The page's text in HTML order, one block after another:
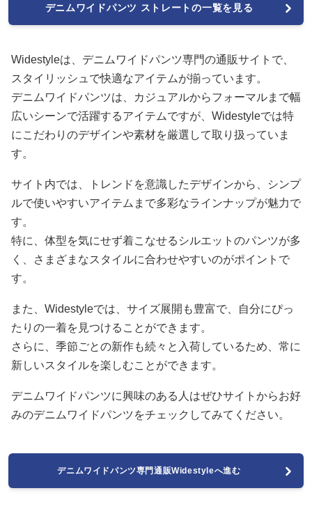
デニムワイドパンツ ストレートの一覧を見る
Widestyleは、デニムワイドパンツ専門の通販サイトで、
スタイリッシュで快適なアイテムが揃っています。
デニムワイドパンツは、カジュアルからフォーマルまで幅
広いシーンで活躍するアイテムですが、Widestyleでは特
にこだわりのデザインや素材を厳選して取り扱っていま
す。
サイト内では、トレンドを意識したデザインから、シンプ
ルで使いやすいアイテムまで多彩なラインナップが魅力で
す。
特に、体型を気にせず着こなせるシルエットのパンツが多
く、さまざまなスタイルに合わせやすいのがポイントで
す。
また、Widestyleでは、サイズ展開も豊富で、自分にぴっ
たりの一着を見つけることができます。
さらに、季節ごとの新作も続々と入荷しているため、常に
新しいスタイルを楽しむことができます。
デニムワイドパンツに興味のある人はぜひサイトからお好
みのデニムワイドパンツをチェックしてみてください。
デニムワイドパンツ専門通販Widestyleへ進む